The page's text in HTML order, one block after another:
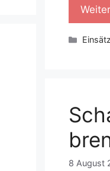
8 August